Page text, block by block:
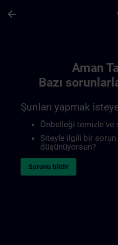
arrow_back
Aman
Bazı
Şunları yapmak
Önbelleği temizle ve
Siteyle ilgili bir
düşünüyorsun?
Sorunu bildir